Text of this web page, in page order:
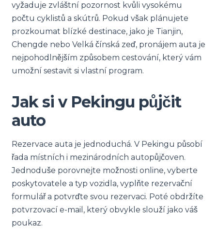
vyžaduje zvláštní pozornost kvůli vysokému
počtu cyklistů a skútrů. Pokud však plánujete
prozkoumat blízké destinace, jako je Tianjin,
Chengde nebo Velká čínská zeď, pronájem auta je
nejpohodlnějším způsobem cestování, který vám
umožní sestavit si vlastní program.
Jak si v Pekingu půjčit
auto
Rezervace auta je jednoduchá. V Pekingu působí
řada místních i mezinárodních autopůjčoven.
Jednoduše porovnejte možnosti online, vyberte
poskytovatele a typ vozidla, vyplňte rezervační
formulář a potvrďte svou rezervaci. Poté obdržíte
potvrzovací e-mail, který obvykle slouží jako váš
poukaz.